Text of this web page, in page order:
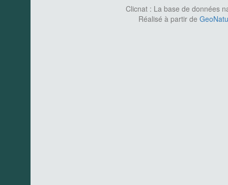
Clicnat : La base de données
Réalisé à partir de